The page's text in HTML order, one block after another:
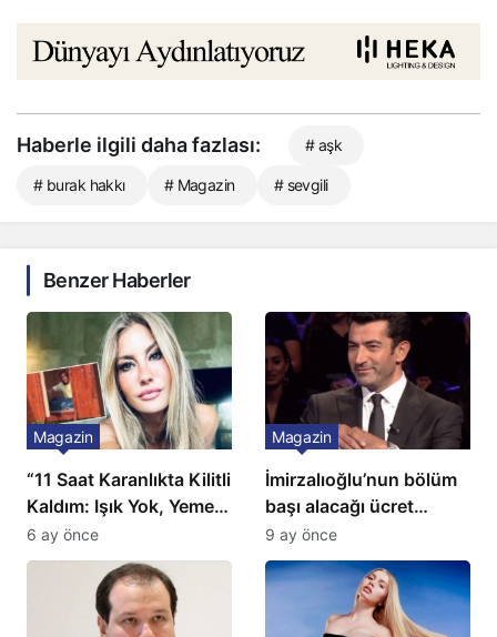
Haberle ilgili daha fazlası: # aşk
# burak hakkı # Magazin # sevgili
Benzer Haberler
“11 Saat Karanlıkta Kilitli
Kaldım: Işık Yok, Yemek
Yok, Tuvalet Yok!”
Çağla Şikel’den Şok
Magazin
6 ay önce
İmirzalıoğlu’nun bölüm
başı alacağı ücret
Türkiye’de bir ilk:
Gözünü 2 ilçeye dikti!
Magazin
9 ay önce